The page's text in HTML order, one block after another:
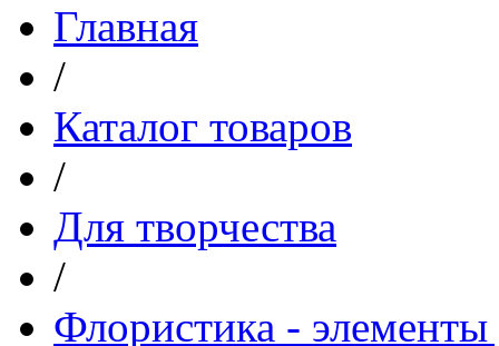
Главная
/
Каталог товаров
/
Для творчества
/
Флористика - элементы